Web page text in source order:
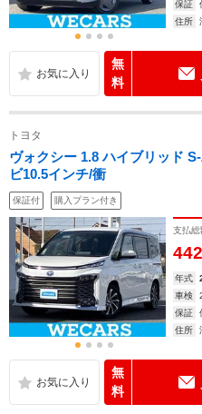
保証
住所
無
料
トヨタ
ヴォクシー 1.8 ハイブリッド
ビ10.5インチ/衝
保証付 購入プラン付き
支払総
442
年式
車検
保証
住所
無
料